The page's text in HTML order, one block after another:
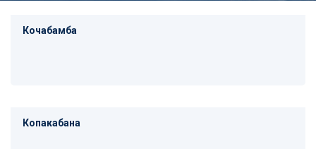
Кочабамба
Копакабана